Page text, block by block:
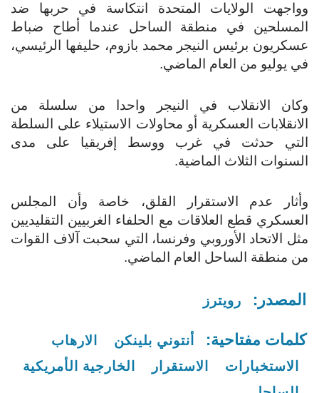
وواجهت الولايات المتحدة انتكاسة في حربها ضد
المسلحين في منطقة الساحل عندما أطاح ضباط
عسكريون برئيس النيجر محمد بازوم، حليفها الرئيسي،
في يوليو من العام الماضي.
وكان الانقلاب في النيجر واحدا من سلسلة من
الانقلابات العسكرية أو محاولات الاستيلاء على السلطة
التي حدثت في غرب ووسط إفريقيا على مدى
السنوات الثلاث الماضية.
وأثار عدم الاستقرار القلق، خاصة وأن المجلس
العسكري قطع العلاقات مع الحلفاء الغربيين التقليديين
مثل الاتحاد الأوروبي وفرنسا، التي سحبت آلاف القوات
من منطقة الساحل العام الماضي.
المصدر: رويترز
كلمات مفتاحية: أنتوني بلينكن
الارهاب
الاستخبارات
الاستقرار
الخارجية الأمريكية